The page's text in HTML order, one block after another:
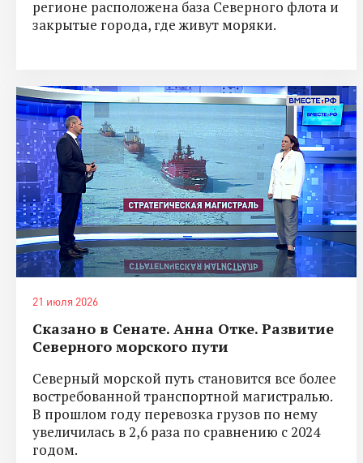
регионе расположена база Северного флота и
закрытые города, где живут моряки.
21 июля 2026
Сказано в Сенате. Анна Отке. Развитие
Северного морского пути
Северный морской путь становится все более
востребованной транспортной магистралью.
В прошлом году перевозка грузов по нему
увеличилась в 2,6 раза по сравнению с 2024
годом.